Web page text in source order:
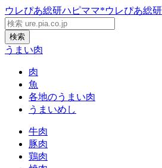
ウレぴあ総研ハピママ*ウレぴあ総
検索
うまい肉
肉
魚
各地のうまい肉
うまいめし
牛肉
豚肉
鶏肉